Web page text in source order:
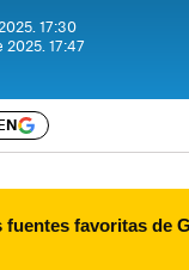
17:30
2025. 17:47
favoritas de